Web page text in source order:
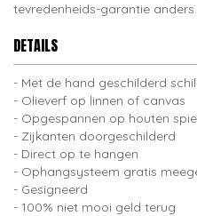
tevredenheids-garantie
DETAILS
Met de hand geschilderd
Olieverf op linnen of canvas
Opgespannen op houten
Zijkanten doorgeschilderd
Direct op te hangen
Ophangsysteem gratis
Gesigneerd
100% niet mooi geld terug